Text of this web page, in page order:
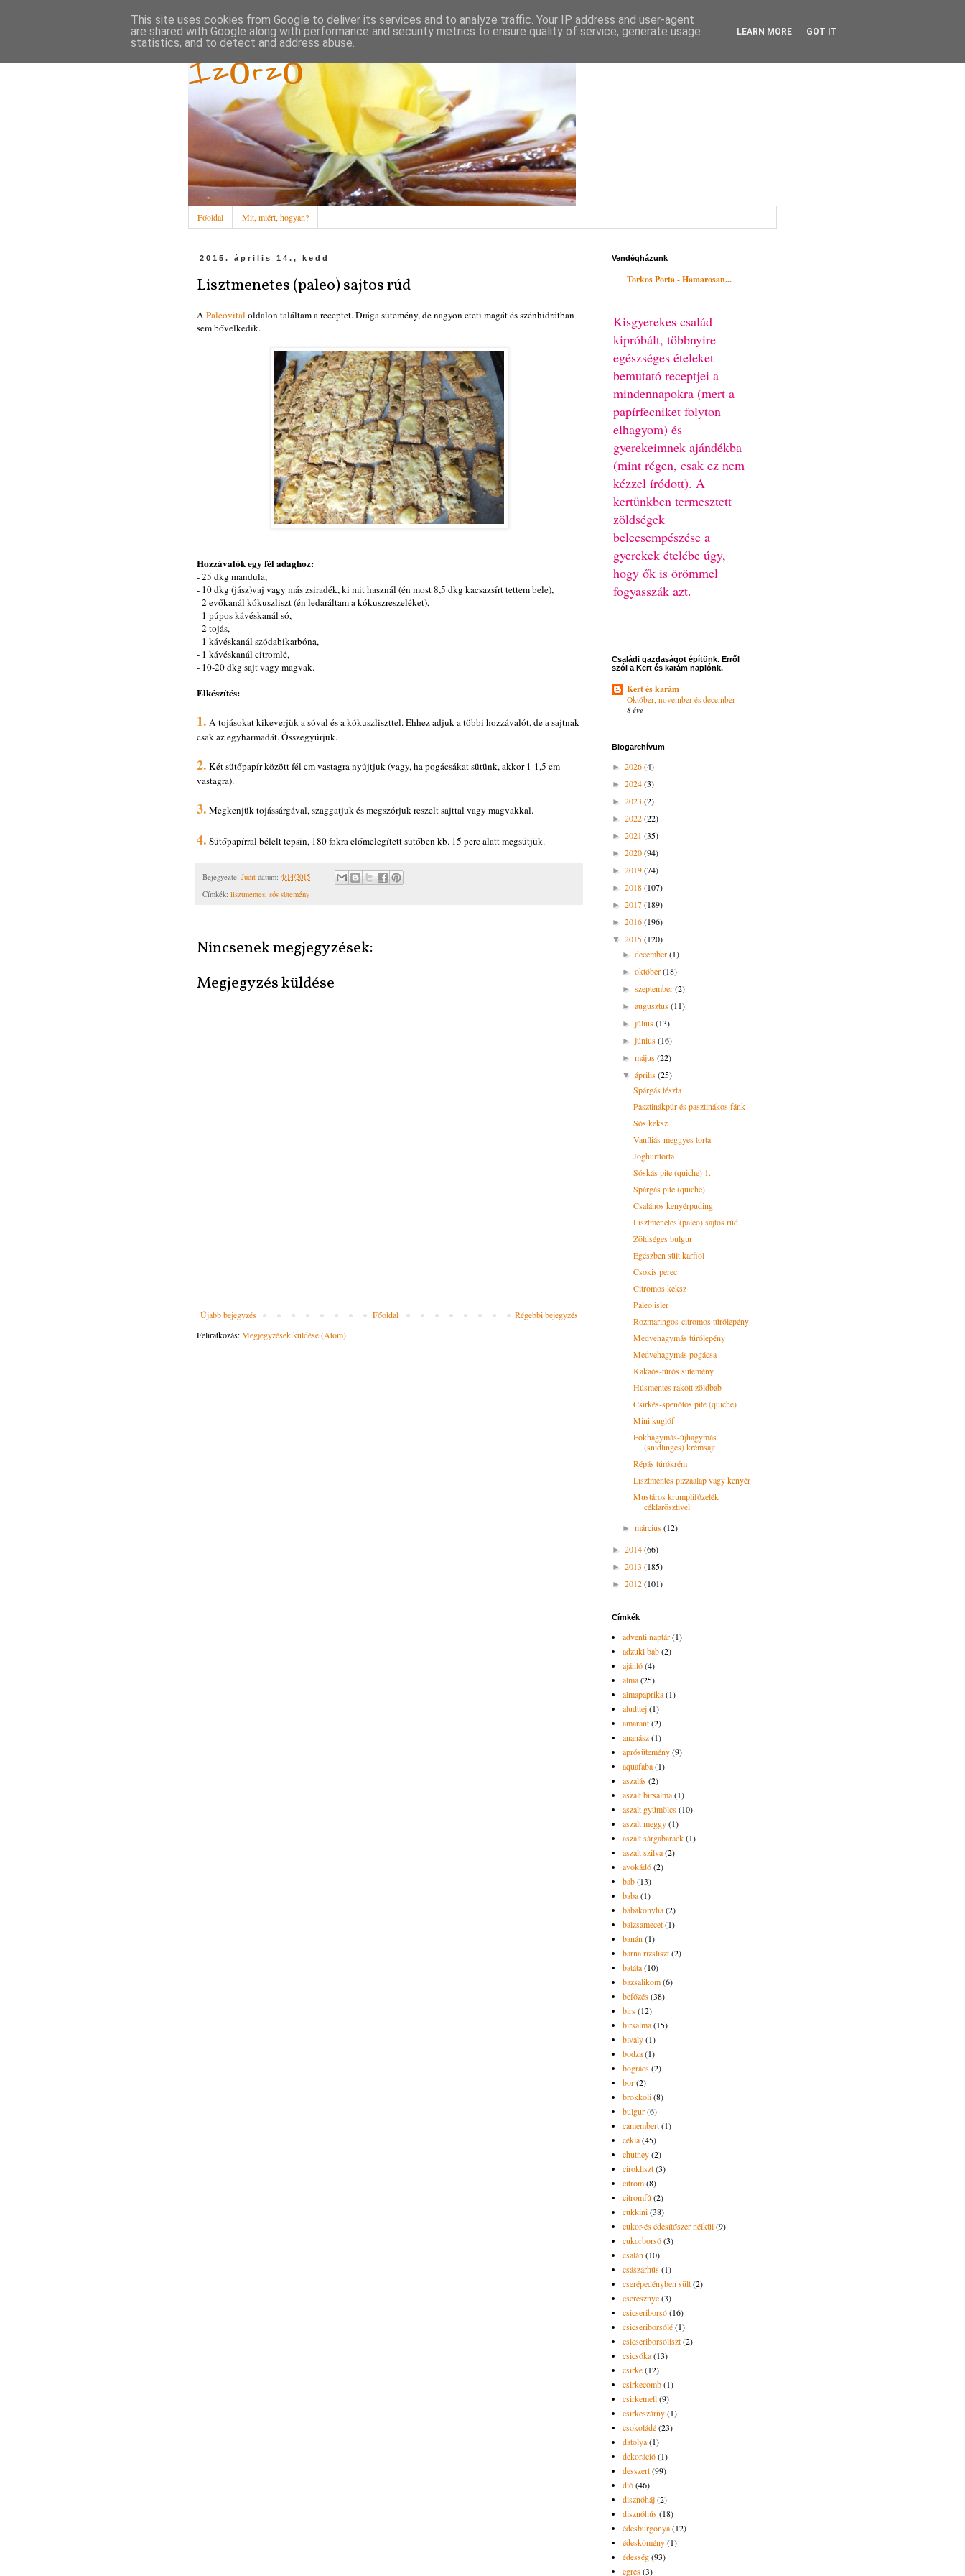
Ízőrző
Főoldal Mit, miért, hogyan?
2015. április 14., kedd
Lisztmenetes (paleo) sajtos rúd
A Paleovital oldalon találtam a receptet. Drága sütemény, de nagyon eteti magát és szénhidrátban
sem bővelkedik.
Hozzávalók egy fél adaghoz:
- 25 dkg mandula,
- 10 dkg (jász)vaj vagy más zsiradék, ki mit használ (én most 8,5 dkg kacsazsírt tettem bele),
- 2 evőkanál kókuszliszt (én ledaráltam a kókuszreszeléket),
- 1 púpos kávéskanál só,
- 2 tojás,
- 1 kávéskanál szódabikarbóna,
- 1 kávéskanál citromlé,
- 10-20 dkg sajt vagy magvak.
Elkészítés:
1. A tojásokat kikeverjük a sóval és a kókuszliszttel. Ehhez adjuk a többi hozzávalót, de a sajtnak
csak az egyharmadát. Összegyúrjuk.
2. Két sütőpapír között fél cm vastagra nyújtjuk (vagy, ha pogácsákat sütünk, akkor 1-1,5 cm
vastagra).
3. Megkenjük tojássárgával, szaggatjuk és megszórjuk reszelt sajttal vagy magvakkal.
4. Sütőpapírral bélelt tepsin, 180 fokra előmelegített sütőben kb. 15 perc alatt megsütjük.
Bejegyezte: Judit dátum: 4/14/2015
Címkék: lisztmentes, sós sütemény
Nincsenek megjegyzések:
Megjegyzés küldése
Újabb bejegyzés Régebbi bejegyzés
Főoldal
Feliratkozás:Megjegyzések küldése (Atom)
Vendégházunk
Torkos Porta - Hamarosan...
Kisgyerekes család
kipróbált, többnyire
egészséges ételeket
bemutató receptjei a
mindennapokra (mert a
papírfecniket folyton
elhagyom) és
gyerekeimnek ajándékba
(mint régen, csak ez nem
kézzel íródott). A
kertünkben termesztett
zöldségek
belecsempészése a
gyerekek ételébe úgy,
hogy ők is örömmel
fogyasszák azt.
Családi gazdaságot építünk. Erről
szól a Kert és karám naplónk.
Kert és karám
Október, november és december
8 éve
Blogarchívum
► 2026(4)
► 2024(3)
► 2023 (2)
► 2022(22)
► 2021 (35)
► 2020(94)
► 2019(74)
► 2018(107)
► 2017(189)
► 2016(196)
▼ 2015(120)
►december(1)
►október(18)
►szeptember(2)
►augusztus(11)
►július(13)
►június(16)
►május(22)
▼április(25)
Spárgás tészta
Pasztinákpür és pasztinákos fánk
Sós keksz
Vaníliás-meggyes torta
Joghurttorta
Sóskás pite (quiche) 1.
Spárgás pite (quiche)
Csalános kenyérpuding
Lisztmenetes (paleo) sajtos rúd
Zöldséges bulgur
Egészben sült karfiol
Csokis perec
Citromos keksz
Paleo isler
Rozmaringos-citromos túrólepény
Medvehagymás túrólepény
Medvehagymás pogácsa
Kakaós-túrós sütemény
Húsmentes rakott zöldbab
Csirkés-spenótos pite (quiche)
Mini kuglóf
Fokhagymás-újhagymás
(snidlinges) krémsajt
Répás túrókrém
Lisztmentes pizzaalap vagy kenyér
Mustáros krumplifőzelék
céklarösztivel
►március(12)
► 2014(66)
► 2013 (185)
► 2012(101)
Címkék
adventi naptár(1)
adzuki bab(2)
ajánló(4)
alma(25)
almapaprika(1)
aludttej(1)
amarant(2)
ananász(1)
aprósütemény(9)
aquafaba(1)
aszalás(2)
aszalt birsalma(1)
aszalt gyümölcs(10)
aszalt meggy(1)
aszalt sárgabarack(1)
aszalt szilva(2)
avokádó(2)
bab(13)
baba(1)
babakonyha(2)
balzsamecet(1)
banán(1)
barna rizsliszt(2)
batáta(10)
bazsalikom(6)
befőzés(38)
birs(12)
birsalma(15)
bivaly(1)
bodza(1)
bogrács(2)
bor(2)
brokkoli(8)
bulgur(6)
camembert(1)
cékla(45)
chutney(2)
cirokliszt(3)
citrom(8)
citromfű(2)
cukkini(38)
cukor-és édesítőszer nélkül(9)
cukorborsó(3)
csalán(10)
császárhús(1)
cserépedényben sült(2)
cseresznye(3)
csicseriborsó(16)
csicseriborsólé(1)
csicseriborsóliszt(2)
csicsóka(13)
csirke(12)
csirkecomb(1)
csirkemell(9)
csirkeszárny(1)
csokoládé(23)
datolya(1)
dekoráció(1)
desszert(99)
dió(46)
disznóháj(2)
disznóhús(18)
édesburgonya(12)
édeskömény(1)
édesség(93)
egres(3)
This site uses cookies from Google to deliver its services and to analyze traffic. Your IP address and user-agent
are shared with Google along with performance and security metrics to ensure quality of service, generate usage
statistics, and to detect and address abuse.
LEARN MORE GOT IT